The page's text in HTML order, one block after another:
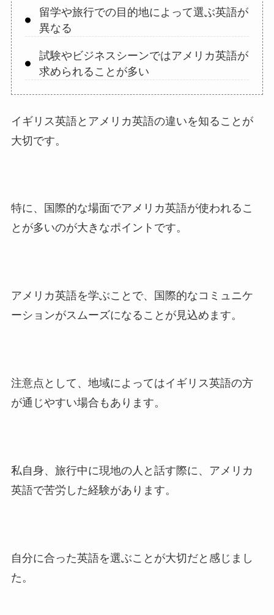
留学や旅行での目的地によって選ぶ英語が
異なる
試験やビジネスシーンではアメリカ英語が
求められることが多い
イギリス英語とアメリカ英語の違いを知ることが
大切です。
特に、国際的な場面でアメリカ英語が使われるこ
とが多いのが大きなポイントです。
アメリカ英語を学ぶことで、国際的なコミュニケ
ーションがスムーズになることが見込めます。
注意点として、地域によってはイギリス英語の方
が通じやすい場合もあります。
私自身、旅行中に現地の人と話す際に、アメリカ
英語で苦労した経験があります。
自分に合った英語を選ぶことが大切だと感じまし
た。